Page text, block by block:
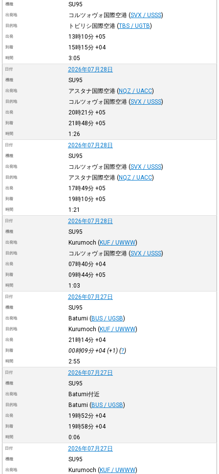
機種 SU95
出発地 コルツォヴォ国際空港 (SVX / USSS)
目的地 トビリシ国際空港 (TBS / UGTB)
出発 13時10分 +05
到着 15時15分 +04
時間 3:05
日付 2026年07月28日
機種 SU95
出発地 アスタナ国際空港 (NQZ / UACC)
目的地 コルツォヴォ国際空港 (SVX / USSS)
出発 20時21分 +05
到着 21時48分 +05
時間 1:26
日付 2026年07月28日
機種 SU95
出発地 コルツォヴォ国際空港 (SVX / USSS)
目的地 アスタナ国際空港 (NQZ / UACC)
出発 17時49分 +05
到着 19時10分 +05
時間 1:21
日付 2026年07月28日
機種 SU95
出発地 Kurumoch (KUF / UWWW)
目的地 コルツォヴォ国際空港 (SVX / USSS)
出発 07時40分 +04
到着 09時44分 +05
時間 1:03
日付 2026年07月27日
機種 SU95
出発地 Batumi (BUS / UGSB)
目的地 Kurumoch (KUF / UWWW)
出発 21時14分 +04
到着 00時09分+04 (+1) (?)
時間 2:55
日付 2026年07月27日
機種 SU95
出発地 Batumi付近
目的地 Batumi (BUS / UGSB)
出発 19時52分 +04
到着 19時58分 +04
時間 0:06
日付 2026年07月27日
機種 SU95
出発地 Kurumoch (KUF / UWWW)